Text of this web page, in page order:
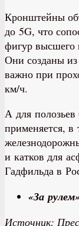
Кронштейны
до 5G, что
фигур высшего
Они созданы
важно при
км/ч.
А для полозьев
применяется, в
и катков для
Гадфильда в
«За
Источник: